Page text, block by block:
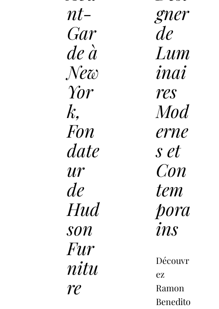
nt-
Gar
de à
New
Yor
k,
Fon
date
ur
de
Hud
son
Fur
nitu
re
gner
de
Lum
inai
res
Mod
erne
s et
Con
tem
pora
ins
Découvr
ez
Ramon
Benedito